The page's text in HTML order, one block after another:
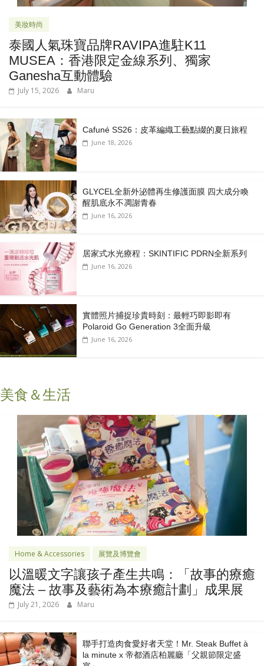
美妝時尚
泰國人氣珠寶品牌RAVIPA進駐K11
MUSEA：香港限定金線系列、獨家
Ganesha互動體驗
July 15, 2026 Maru
Cafuné SS26：皮革編織工藝點綴的夏日旅程
June 18, 2026
GLYCEL全新外泌體再生修護面膜 四大成分喚
醒肌底永不凋謝青春
June 16, 2026
居家式水光療程：SKINTIFIC PDRN全新系列
June 16, 2026
實體照片捕捉珍貴時刻：最輕巧即影即有
Polaroid Go Generation 3全面升級
June 16, 2026
美食＆生活
Home & Accessories 展覽及博覽會
以溫暖文字讓孩子產生共鳴：「故事的療癒
魔法 – 故事及藝術為本療癒計劃」成果展
July 21, 2026 Maru
聯手打造肉食愛好者天堂！Mr. Steak Buffet à
la minute x 帝都酒店柏麗廳「⽗親節限定盛